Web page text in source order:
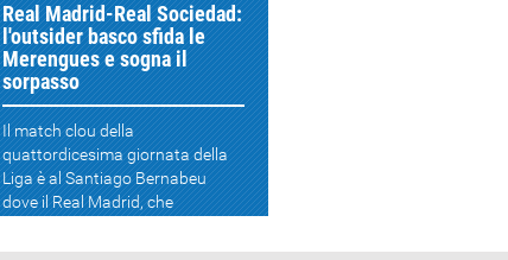
Real Madrid-Real Sociedad:
l'outsider basco sfida le
Merengues e sogna il
sorpasso
Il match clou della
quattordicesima giornata della
Liga è al Santiago Bernabeu
dove il Real Madrid, che
braccetto c...